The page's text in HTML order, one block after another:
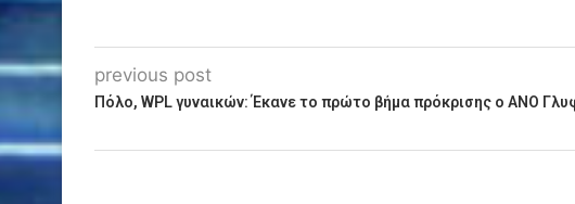
previous post
Πόλο, WPL γυναικών: Έκανε το πρώτο βήμα πρόκρισης ο ΑΝΟ